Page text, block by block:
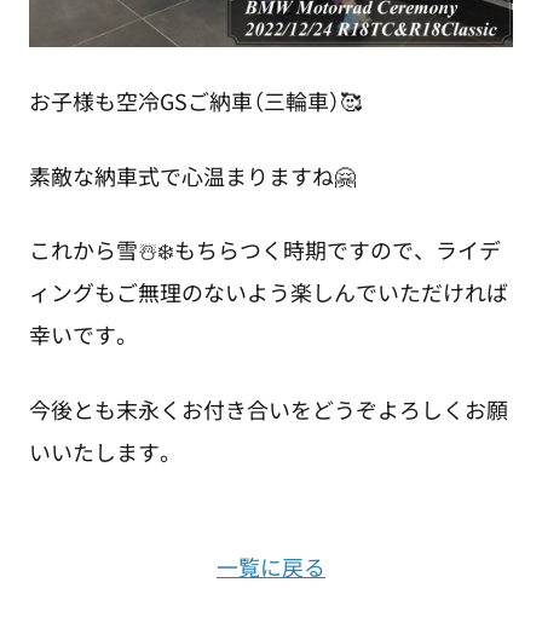
お子様も空冷GSご納車（三輪車）🥰
素敵な納車式で心温まりますね🤗
これから雪☃️❄️もちらつく時期ですので、ライデ
ィングもご無理のないよう楽しんでいただければ
幸いです。
今後とも末永くお付き合いをどうぞよろしくお願
いいたします。
一覧に戻る